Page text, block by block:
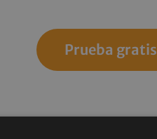
Prueba gratis